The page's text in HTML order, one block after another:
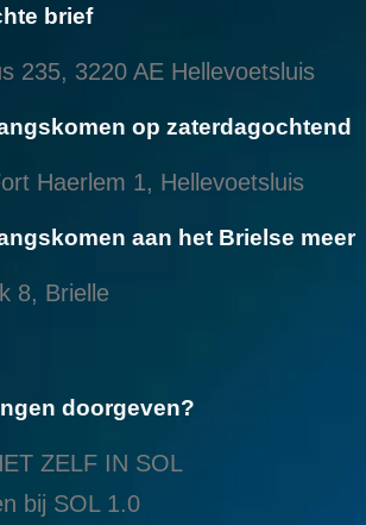
brief
235, 3220 AE Hellevoetsluis
op zaterdagochtend
Haerlem 1, Hellevoetsluis
aan het Brielse meer
8, Brielle
doorgeven?
ZELF IN SOL
bij SOL 1.0